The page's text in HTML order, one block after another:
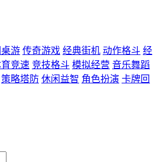
游 传奇游戏 经典街机 动作格斗 经
竞速 竞技格斗 模拟经营 音乐舞蹈
策略塔防 休闲益智 角色扮演 卡牌回